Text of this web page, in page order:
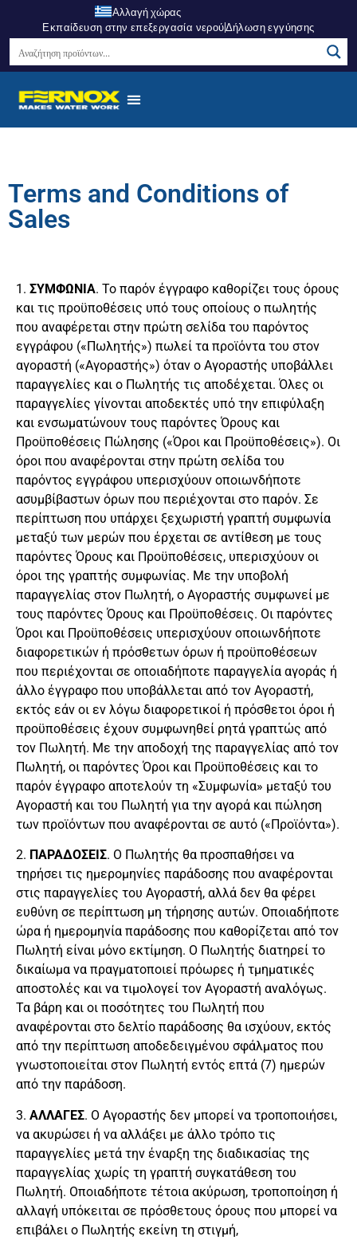
Αλλαγή χώρας
Εκπαίδευση στην επεξεργασία νερούΔήλωση εγγύησης
Terms and Conditions of
Sales
1. ΣΥΜΦΩΝΙΑ. Το παρόν έγγραφο καθορίζει τους όρους
και τις προϋποθέσεις υπό τους οποίους ο πωλητής
που αναφέρεται στην πρώτη σελίδα του παρόντος
εγγράφου («Πωλητής») πωλεί τα προϊόντα του στον
αγοραστή («Αγοραστής») όταν ο Αγοραστής υποβάλλει
παραγγελίες και ο Πωλητής τις αποδέχεται. Όλες οι
παραγγελίες γίνονται αποδεκτές υπό την επιφύλαξη
και ενσωματώνουν τους παρόντες Όρους και
Προϋποθέσεις Πώλησης («Όροι και Προϋποθέσεις»). Οι
όροι που αναφέρονται στην πρώτη σελίδα του
παρόντος εγγράφου υπερισχύουν οποιωνδήποτε
ασυμβίβαστων όρων που περιέχονται στο παρόν. Σε
περίπτωση που υπάρχει ξεχωριστή γραπτή συμφωνία
μεταξύ των μερών που έρχεται σε αντίθεση με τους
παρόντες Όρους και Προϋποθέσεις, υπερισχύουν οι
όροι της γραπτής συμφωνίας. Με την υποβολή
παραγγελίας στον Πωλητή, ο Αγοραστής συμφωνεί με
τους παρόντες Όρους και Προϋποθέσεις. Οι παρόντες
Όροι και Προϋποθέσεις υπερισχύουν οποιωνδήποτε
διαφορετικών ή πρόσθετων όρων ή προϋποθέσεων
που περιέχονται σε οποιαδήποτε παραγγελία αγοράς ή
άλλο έγγραφο που υποβάλλεται από τον Αγοραστή,
εκτός εάν οι εν λόγω διαφορετικοί ή πρόσθετοι όροι ή
προϋποθέσεις έχουν συμφωνηθεί ρητά γραπτώς από
τον Πωλητή. Με την αποδοχή της παραγγελίας από τον
Πωλητή, οι παρόντες Όροι και Προϋποθέσεις και το
παρόν έγγραφο αποτελούν τη «Συμφωνία» μεταξύ του
Αγοραστή και του Πωλητή για την αγορά και πώληση
των προϊόντων που αναφέρονται σε αυτό («Προϊόντα»).
2. ΠΑΡΑΔΟΣΕΙΣ. Ο Πωλητής θα προσπαθήσει να
τηρήσει τις ημερομηνίες παράδοσης που αναφέρονται
στις παραγγελίες του Αγοραστή, αλλά δεν θα φέρει
ευθύνη σε περίπτωση μη τήρησης αυτών. Οποιαδήποτε
ώρα ή ημερομηνία παράδοσης που καθορίζεται από τον
Πωλητή είναι μόνο εκτίμηση. Ο Πωλητής διατηρεί το
δικαίωμα να πραγματοποιεί πρόωρες ή τμηματικές
αποστολές και να τιμολογεί τον Αγοραστή αναλόγως.
Τα βάρη και οι ποσότητες του Πωλητή που
αναφέρονται στο δελτίο παράδοσης θα ισχύουν, εκτός
από την περίπτωση αποδεδειγμένου σφάλματος που
γνωστοποιείται στον Πωλητή εντός επτά (7) ημερών
από την παράδοση.
3. ΑΛΛΑΓΕΣ. Ο Αγοραστής δεν μπορεί να τροποποιήσει,
να ακυρώσει ή να αλλάξει με άλλο τρόπο τις
παραγγελίες μετά την έναρξη της διαδικασίας της
παραγγελίας χωρίς τη γραπτή συγκατάθεση του
Πωλητή. Οποιαδήποτε τέτοια ακύρωση, τροποποίηση ή
αλλαγή υπόκειται σε πρόσθετους όρους που μπορεί να
επιβάλει ο Πωλητής εκείνη τη στιγμή,